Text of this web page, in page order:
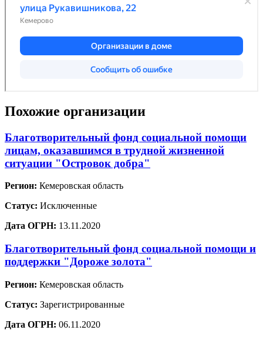
Похожие организации
Благотворительный фонд социальной помощи
лицам, оказавшимся в трудной жизненной
ситуации "Островок добра"
Регион: Кемеровская область
Статус: Исключенные
Дата ОГРН: 13.11.2020
Благотворительный фонд социальной помощи и
поддержки "Дороже золота"
Регион: Кемеровская область
Статус: Зарегистрированные
Дата ОГРН: 06.11.2020